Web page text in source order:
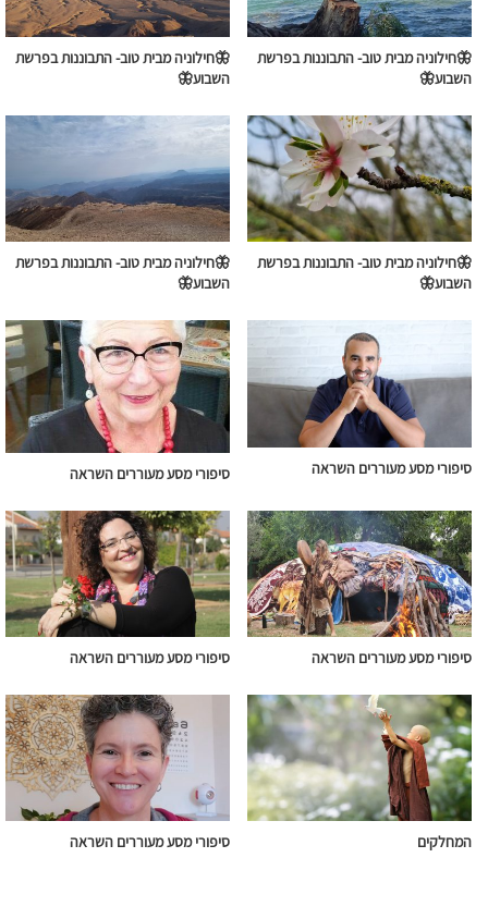
🦋חילוניה מבית טוב- התבוננות בפרשת
השבוע🦋
🦋חילוניה מבית טוב- התבוננות בפרשת
השבוע🦋
🦋חילוניה מבית טוב- התבוננות בפרשת
השבוע🦋
🦋חילוניה מבית טוב- התבוננות בפרשת
השבוע🦋
סיפורי מסע מעוררים השראה סיפורי מסע מעוררים השראה
סיפורי מסע מעוררים השראה סיפורי מסע מעוררים השראה
המחלקים סיפורי מסע מעוררים השראה